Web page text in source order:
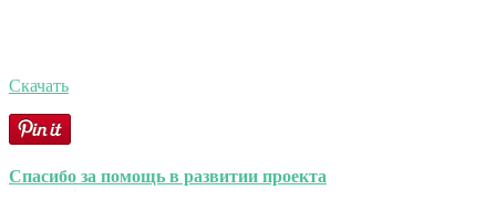
Скачать
Спасибо за помощь в развитии проекта